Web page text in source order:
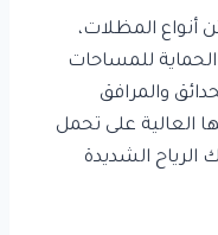
أنواع المظلات،
للمساحات
والمرافق
العالية على تحمل
الرياح الشديدة